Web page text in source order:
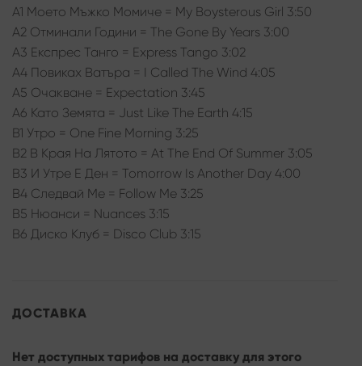
A1 Моето Мъжко Момиче = My Boysterous Girl 3:50
A2 Отминали Години = The Gone By Years 3:00
A3 Експрес Танго = Express Tango 3:02
A4 Повиках Ватъра = I Called The Wind 4:05
A5 Очакване = Expectation 3:45
A6 Като Земята = Just Like The Earth 4:15
B1 Утро = One Fine Morning 3:25
B2 В Края На Лятото = At The End Of Summer 3:05
B3 И Утре Е Ден = Tomorrow Is Another Day 4:00
B4 Следвай Ме = Follow Me 3:25
B5 Нюанси = Nuances 3:15
B6 Диско Клуб = Disco Club 3:15
ДОСТАВКА
Нет доступных тарифов на доставку для этого